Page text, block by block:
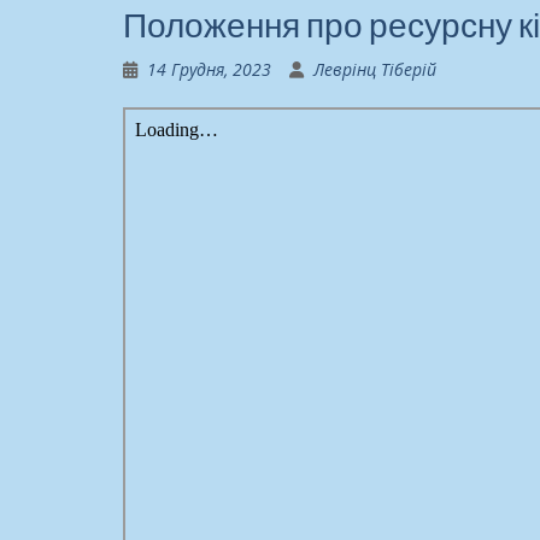
Положення про ресурсну
14 Грудня, 2023 Леврінц Тіберій